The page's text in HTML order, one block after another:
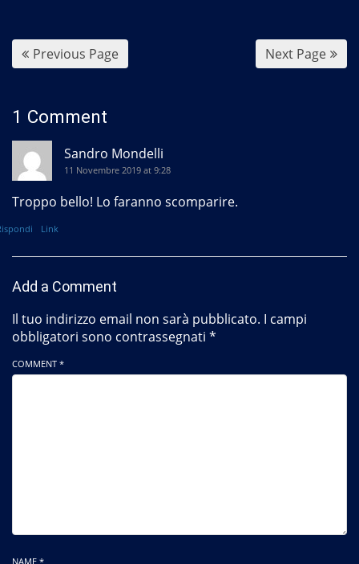
Previous Page Next Page
1 Comment
Sandro Mondelli
11 Novembre 2019 at 9:28
Troppo bello! Lo faranno scomparire.
Link
Add a Comment
Il tuo indirizzo email non sarà pubblicato. I campi
obbligatori sono contrassegnati *
COMMENT *
NAME *